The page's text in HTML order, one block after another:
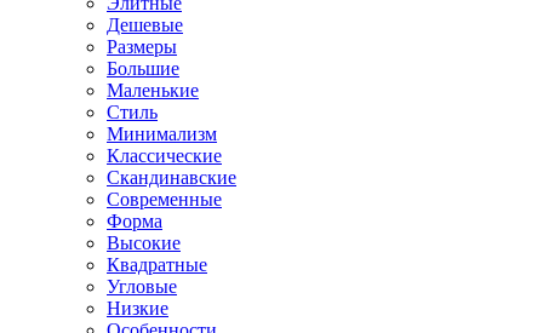
Дешевые
Размеры
Большие
Маленькие
Стиль
Минимализм
Классические
Скандинавские
Современные
Форма
Высокие
Квадратные
Угловые
Низкие